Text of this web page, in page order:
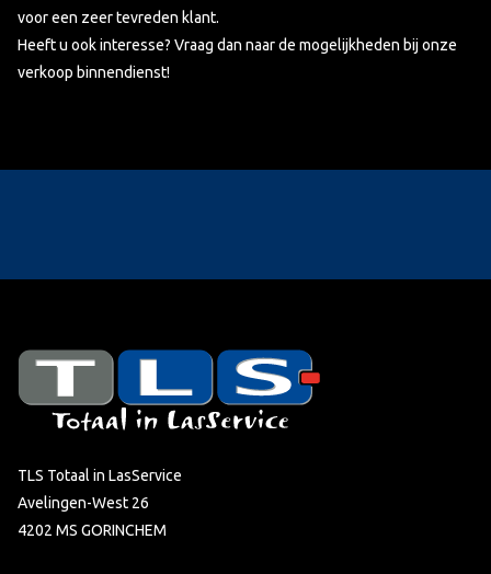
voor een zeer tevreden klant.
Heeft u ook interesse? Vraag dan naar de mogelijkheden bij onze
verkoop binnendienst!
TLS Totaal in LasService
Avelingen-West 26
4202 MS GORINCHEM